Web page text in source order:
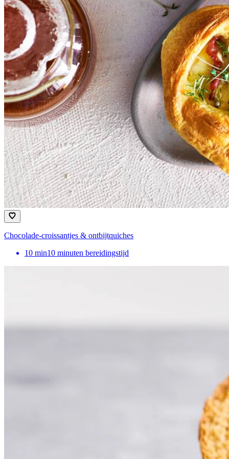
Chocolade-croissantjes & ontbijtquiches
10 min10 minuten bereidingstijd